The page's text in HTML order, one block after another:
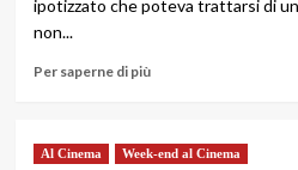
ipotizzato che poteva trattarsi di
non...
Per saperne di più
Al Cinema Week-end al Cinema